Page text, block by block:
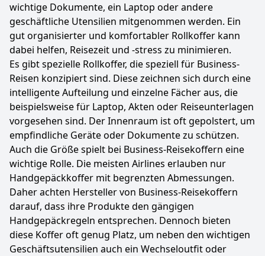
wichtige Dokumente, ein Laptop oder andere
geschäftliche Utensilien mitgenommen werden. Ein
gut organisierter und komfortabler Rollkoffer kann
dabei helfen, Reisezeit und -stress zu minimieren.
Es gibt spezielle Rollkoffer, die speziell für Business-
Reisen konzipiert sind. Diese zeichnen sich durch eine
intelligente Aufteilung und einzelne Fächer aus, die
beispielsweise für Laptop, Akten oder Reiseunterlagen
vorgesehen sind. Der Innenraum ist oft gepolstert, um
empfindliche Geräte oder Dokumente zu schützen.
Auch die Größe spielt bei Business-Reisekoffern eine
wichtige Rolle. Die meisten Airlines erlauben nur
Handgepäckkoffer mit begrenzten Abmessungen.
Daher achten Hersteller von Business-Reisekoffern
darauf, dass ihre Produkte den gängigen
Handgepäckregeln entsprechen. Dennoch bieten
diese Koffer oft genug Platz, um neben den wichtigen
Geschäftsutensilien auch ein Wechseloutfit oder